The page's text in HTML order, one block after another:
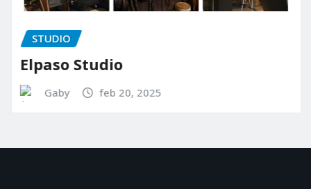
STUDIO
Elpaso Studio
Gaby feb 20, 2025